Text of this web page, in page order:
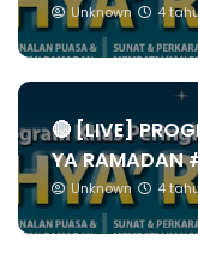
Unknown 4
🔴 [LIVE]
YA RAMADAN
Unknown 4